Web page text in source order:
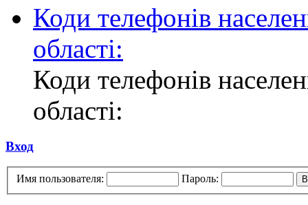
Коди телефонів
області:
Коди телефонів
області:
Вход
Имя пользователя: Пароль: